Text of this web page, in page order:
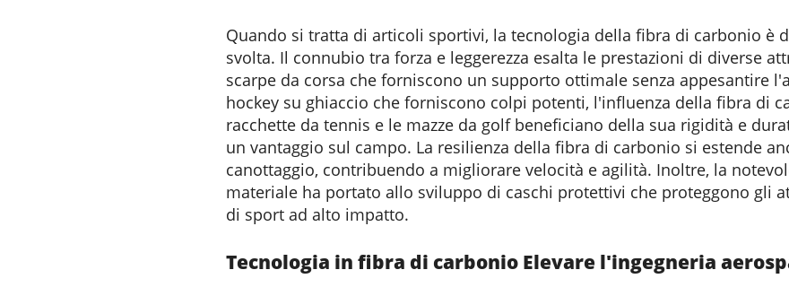
Quando si tratta di articoli sportivi, la tecnologia della fibra di carbonio è
svolta. Il connubio tra forza e leggerezza esalta le prestazioni di diverse
scarpe da corsa che forniscono un supporto ottimale senza appesantire
hockey su ghiaccio che forniscono colpi potenti, l'influenza della fibra di
racchette da tennis e le mazze da golf beneficiano della sua rigidità e
un vantaggio sul campo. La resilienza della fibra di carbonio si estende
canottaggio, contribuendo a migliorare velocità e agilità. Inoltre, la
materiale ha portato allo sviluppo di caschi protettivi che proteggono gli
di sport ad alto impatto.
Tecnologia in fibra di carbonio Elevare l'ingegneria